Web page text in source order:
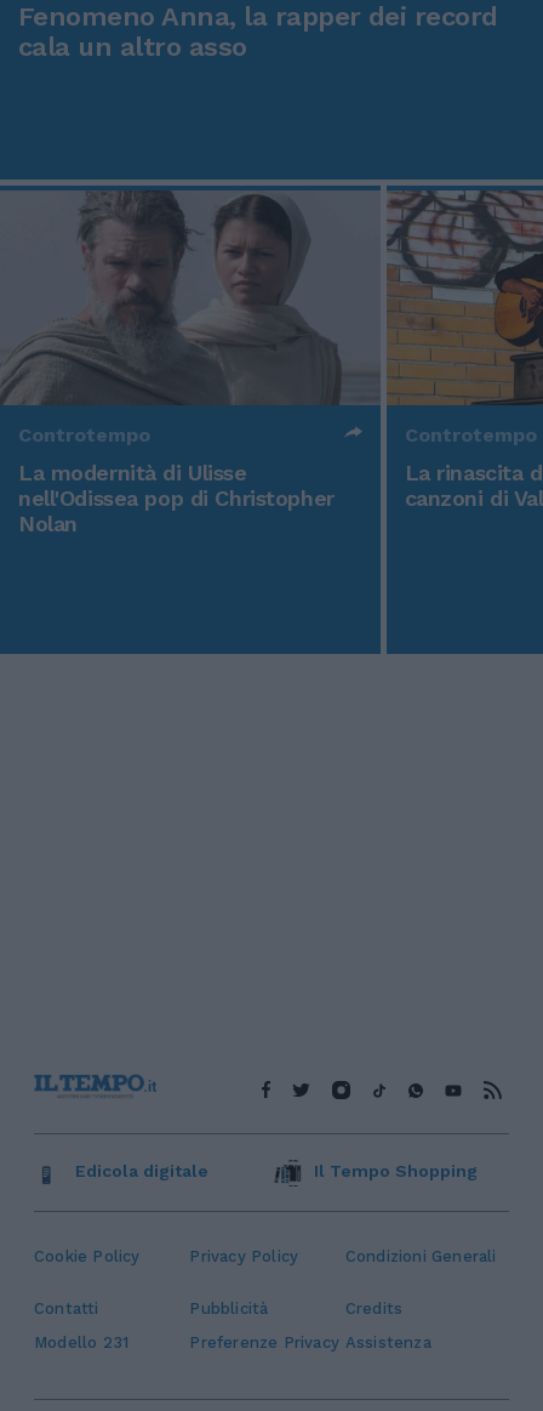
Fenomeno Anna, la rapper dei record
cala un altro asso
Controtempo
La modernità di Ulisse
nell'Odissea pop di Christopher
Nolan
Controtempo
La rinascita
canzoni di
Cookie Policy Privacy Policy Condizioni Generali
Contatti Pubblicità
Credits
Modello 231
Preferenze Privacy Assistenza
Edicola digitale Il Tempo Shopping